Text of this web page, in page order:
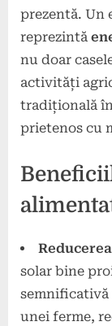
prezentă. Un
reprezintă
nu doar
activități
tradițională
prietenos cu
solar bine
semnificativă
unei ferme,